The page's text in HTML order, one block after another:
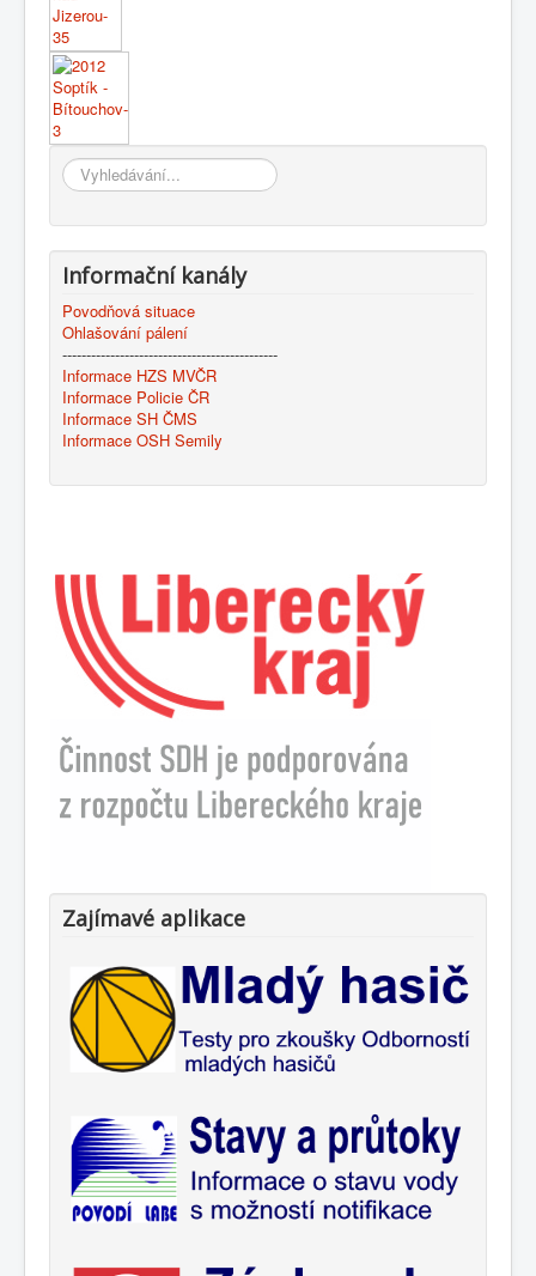
Vyhledávání...
Informační kanály
Povodňová situace
Ohlašování pálení
---------------------------------------------
Informace HZS MVČR
Informace Policie ČR
Informace SH ČMS
Informace OSH Semily
Zajímavé aplikace